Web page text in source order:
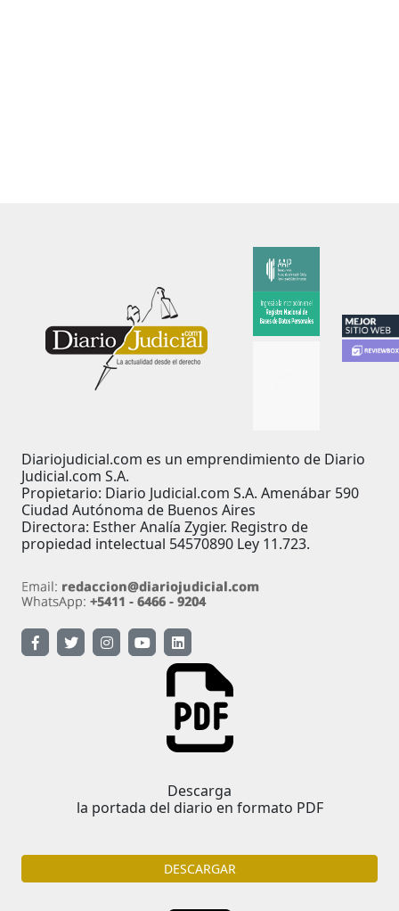
Diariojudicial.com es un emprendimiento de Diario
Judicial.com S.A.
Propietario: Diario Judicial.com S.A. Amenábar 590
Ciudad Autónoma de Buenos Aires
Directora: Esther Analía Zygier. Registro de
propiedad intelectual 54570890 Ley 11.723.
Descarga
la portada del diario en formato PDF
DESCARGAR